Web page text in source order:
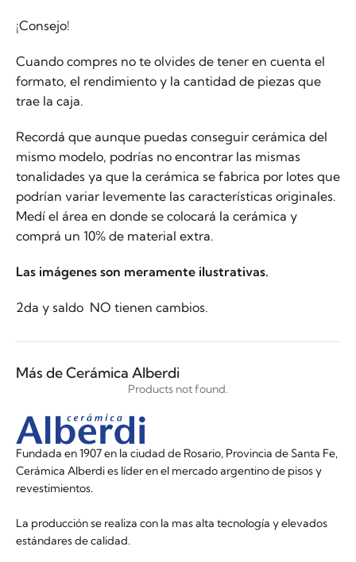
¡Consejo!
Cuando compres no te olvides de tener en cuenta el
formato, el rendimiento y la cantidad de piezas que
trae la caja.
Recordá que aunque puedas conseguir cerámica del
mismo modelo, podrías no encontrar las mismas
tonalidades ya que la cerámica se fabrica por lotes que
podrían variar levemente las características originales.
Medí el área en donde se colocará la cerámica y
comprá un 10% de material extra.
Las imágenes son meramente ilustrativas.
2da y saldo NO tienen cambios.
Más de Cerámica Alberdi
Fundada en 1907 en la ciudad de Rosario, Provincia de Santa Fe,
Cerámica Alberdi es líder en el mercado argentino de pisos y
revestimientos.
La producción se realiza con la mas alta tecnología y elevados
estándares de calidad.
Products not found.